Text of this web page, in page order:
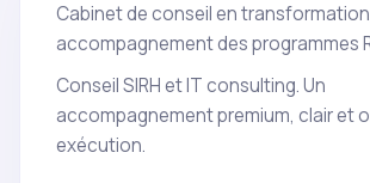
Cabinet de conseil en
accompagnement des programmes
Conseil SIRH et IT consulting. Un
accompagnement premium, clair et
exécution.